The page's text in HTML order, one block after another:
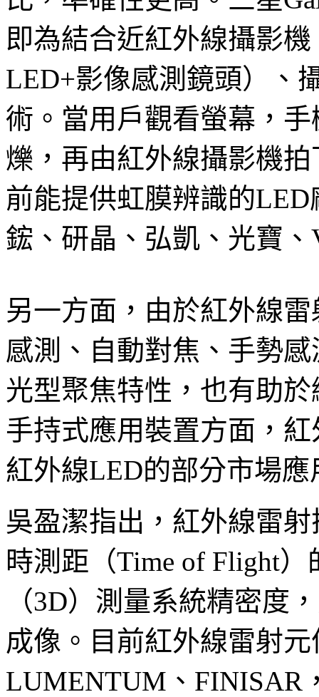
即為結合近紅外線攝影
LED+影像感測鏡頭）、
術。當用戶觀看螢幕，
爍，再由紅外線攝影機
前能提供虹膜辨識的
鋐、研晶、弘凱、光寶、
另一方面，由於紅外線
感測、自動對焦、手勢
光型聚焦特性，也有助
手持式應用裝置方面，
紅外線LED的部分市場應
吳盈潔指出，紅外線雷
時測距（Time of Flight
（3D）測量系統精密度
成像。目前紅外線雷射
LUMENTUM、FINISAR